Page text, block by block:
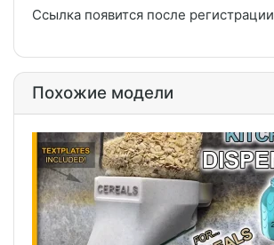
Ссылка появится после регистрации
Похожие модели